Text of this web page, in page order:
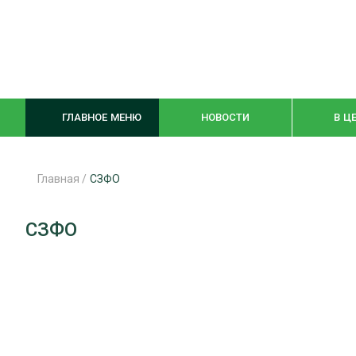
ГЛАВНОЕ МЕНЮ НОВОСТИ В
ЛЕСНОЕ ХОЗЯЙСТВО
Главная / СЗФО
СЗФО